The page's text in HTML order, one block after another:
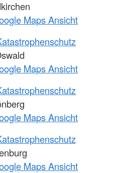
Maps Ansicht
Maps Ansicht
Maps Ansicht
Maps Ansicht